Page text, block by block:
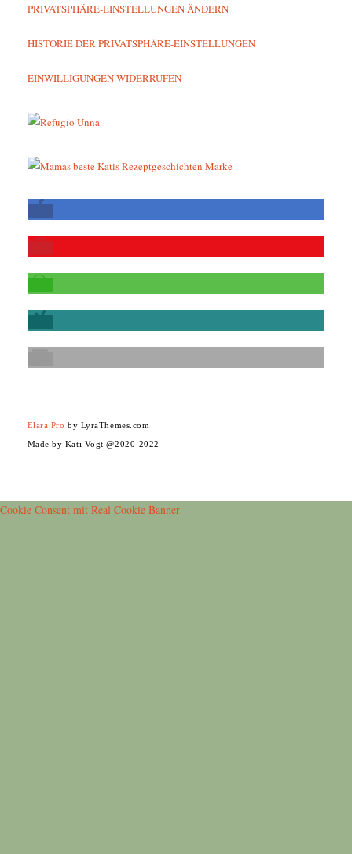
PRIVATSPHÄRE-EINSTELLUNGEN ÄNDERN
HISTORIE DER PRIVATSPHÄRE-EINSTELLUNGEN
EINWILLIGUNGEN WIDERRUFEN
Elara Pro by LyraThemes.com
Made by Kati Vogt @2020-2022
Cookie Consent mit Real Cookie Banner